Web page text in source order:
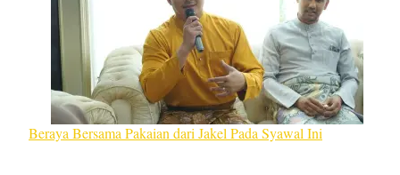
Beraya Bersama Pakaian dari Jakel Pada Syawal Ini